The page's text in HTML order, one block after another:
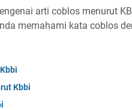
arti coblos menurut
memahami kata coblos
Kbbi